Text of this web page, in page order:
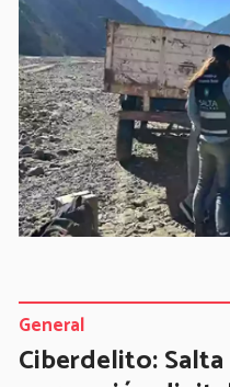
Ciberdelito:
General